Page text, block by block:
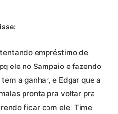
empréstimo de
ele no Sampaio e fazendo
a ganhar, e Edgar que a
pronta pra voltar pra
ficar com ele! Time